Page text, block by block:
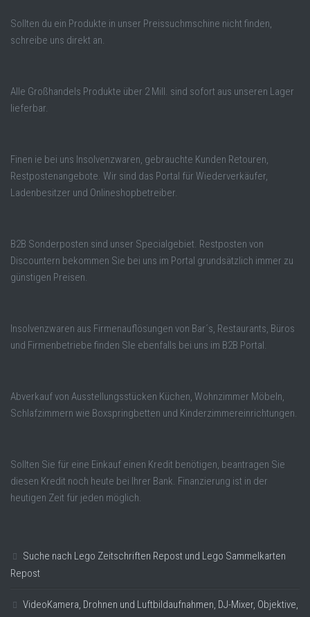
Sollten du ein Produkte in unser Preissuchmschine nicht finden,
schreibe uns direkt an.
Alle Großhandels Produkte über 2 Mill. sind sofort aus unseren Lager
lieferbar.
Finen ie bei uns Insolvenzwaren, gebrauchte Kunden Retouren,
Restpostenangebote. Wir sind das Portal für Wiederverkäufer,
Ladenbesitzer und Onlineshopbetreiber.
B2B Sonderposten sind unser Specialgebiet. Restposten von
Discountern bekommen Sie bei uns im Portal grundsätzlich immer zu
günstigen Preisen.
Insolvenzwaren aus Firmenauflösungen von Bar´s, Restaurants, Büros
und Firmenbetriebe finden SIe ebenfalls bei uns im B2B Portal.
Abverkauf von Ausstellungsstücken Küchen, Wohnzimmer Möbeln,
Schlafzimmern wie Boxspringbetten und Kinderzimmereinrichtungen.
Sollten Sie für eine Einkauf einen Kredit benötigen, beantragen Sie
diesen Kredit noch heute bei Ihrer Bank. Finanzierung ist in der
heutigen Zeit für jeden möglich.
Suche nach Lego Zeitschriften Repost und Lego Sammelkarten
Repost
VideoKamera, Drohnen und Luftbildaufnahmen, DJ-Mixer, Objektive,